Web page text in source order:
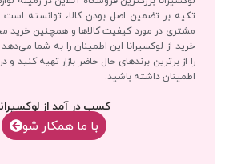
تکیه بر تضمین اصل بودن کالا، توانسته است
مشتری در مورد کیفیت کالاها و همچنین خرید
خرید از لوکسیرانا این اطمینان را به شما
را از برترین برندهای حال حاضر بازار تهیه کنید و
اطمینان داشته باشید.
کسب در آمد از
با‌‌ ما همکار شو